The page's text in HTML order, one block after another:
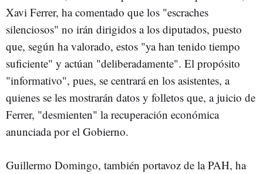
Xavi Ferrer, ha comentado que los "escraches
silenciosos" no irán dirigidos a los diputados, puesto
que, según ha valorado, estos "ya han tenido tiempo
suficiente" y actúan "deliberadamente". El propósito
"informativo", pues, se centrará en los asistentes, a
quienes se les mostrarán datos y folletos que, a juicio de
Ferrer, "desmienten" la recuperación económica
anunciada por el Gobierno.
Guillermo Domingo, también portavoz de la PAH, ha